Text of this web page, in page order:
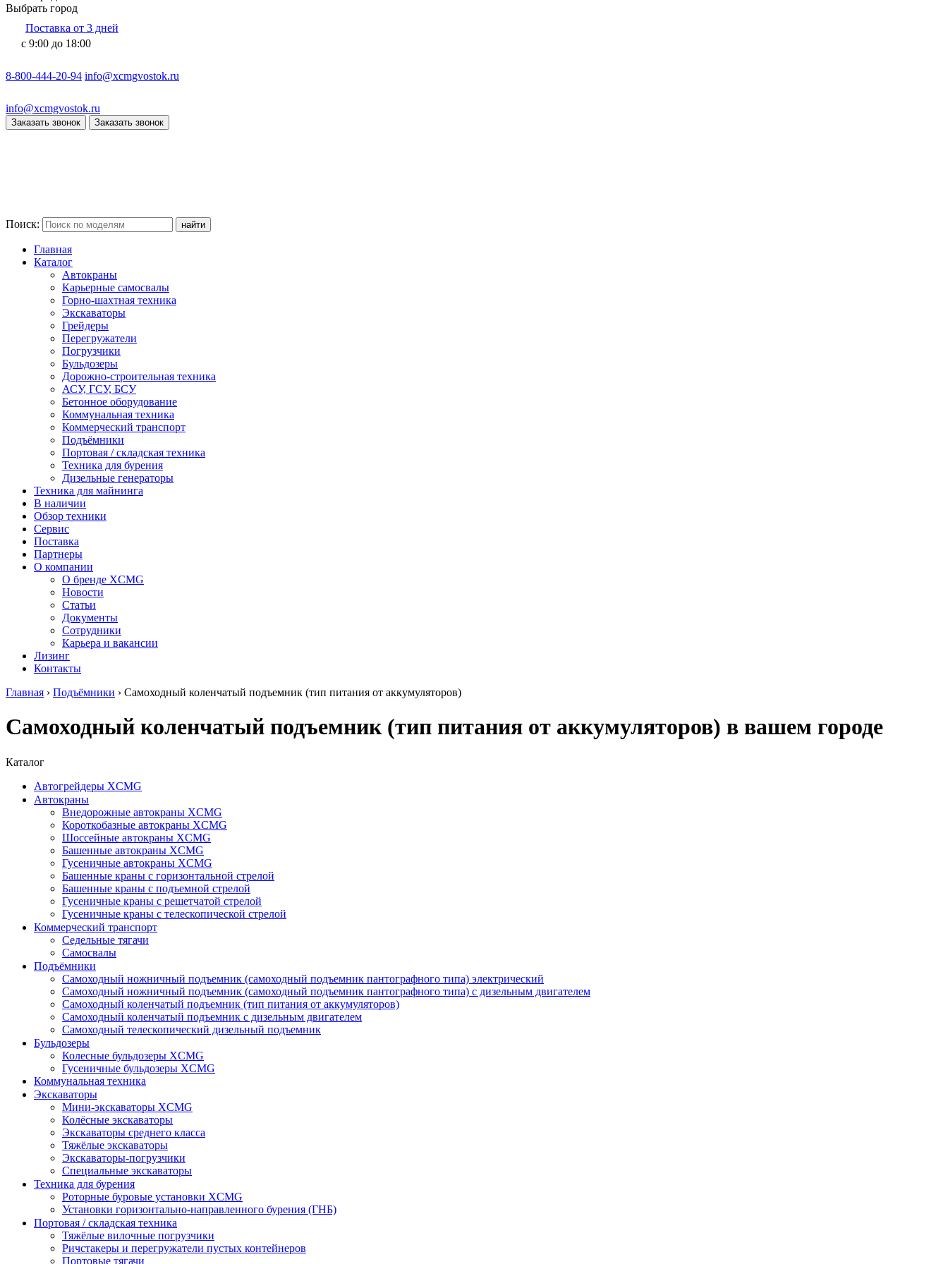
Выбрать город
Поставка от 3 дней
с 9:00 до 18:00
8-800-444-20-94 info@xcmgvostok.ru
info@xcmgvostok.ru
Заказать звонок Заказать звонок
Поиск:
Главная
Каталог
Автокраны
Карьерные самосвалы
Горно-шахтная техника
Экскаваторы
Грейдеры
Перегружатели
Погрузчики
Бульдозеры
Дорожно-строительная техника
АСУ, ГСУ, БСУ
Бетонное оборудование
Коммунальная техника
Коммерческий транспорт
Подъёмники
Портовая / складская техника
Техника для бурения
Дизельные генераторы
Техника для майнинга
В наличии
Обзор техники
Сервис
Поставка
Партнеры
О компании
О бренде XCMG
Новости
Статьи
Документы
Сотрудники
Карьера и вакансии
Лизинг
Контакты
Главная › Подъёмники › Самоходный коленчатый подъемник (тип питания от аккумуляторов)
Самоходный коленчатый подъемник (тип питания от аккумуляторов) в вашем городе
Каталог
Автогрейдеры XCMG
Автокраны
Внедорожные автокраны XCMG
Короткобазные автокраны XCMG
Шоссейные автокраны XCMG
Башенные автокраны XCMG
Гусеничные автокраны XCMG
Башенные краны с горизонтальной стрелой
Башенные краны с подъемной стрелой
Гусеничные краны с решетчатой стрелой
Гусеничные краны с телескопической стрелой
Коммерческий транспорт
Седельные тягачи
Самосвалы
Подъёмники
Самоходный ножничный подъемник (самоходный подъемник пантографного типа) электрический
Самоходный ножничный подъемник (самоходный подъемник пантографного типа) с дизельным двигателем
Самоходный коленчатый подъемник (тип питания от аккумуляторов)
Самоходный коленчатый подъемник с дизельным двигателем
Самоходный телескопический дизельный подъемник
Бульдозеры
Колесные бульдозеры XCMG
Гусеничные бульдозеры XCMG
Коммунальная техника
Экскаваторы
Мини-экскаваторы XCMG
Колёсные экскаваторы
Экскаваторы среднего класса
Тяжёлые экскаваторы
Экскаваторы-погрузчики
Специальные экскаваторы
Техника для бурения
Роторные буровые установки XCMG
Установки горизонтально-направленного бурения (ГНБ)
Портовая / складская техника
Тяжёлые вилочные погрузчики
Ричстакеры и перегружатели пустых контейнеров
Портовые тягачи